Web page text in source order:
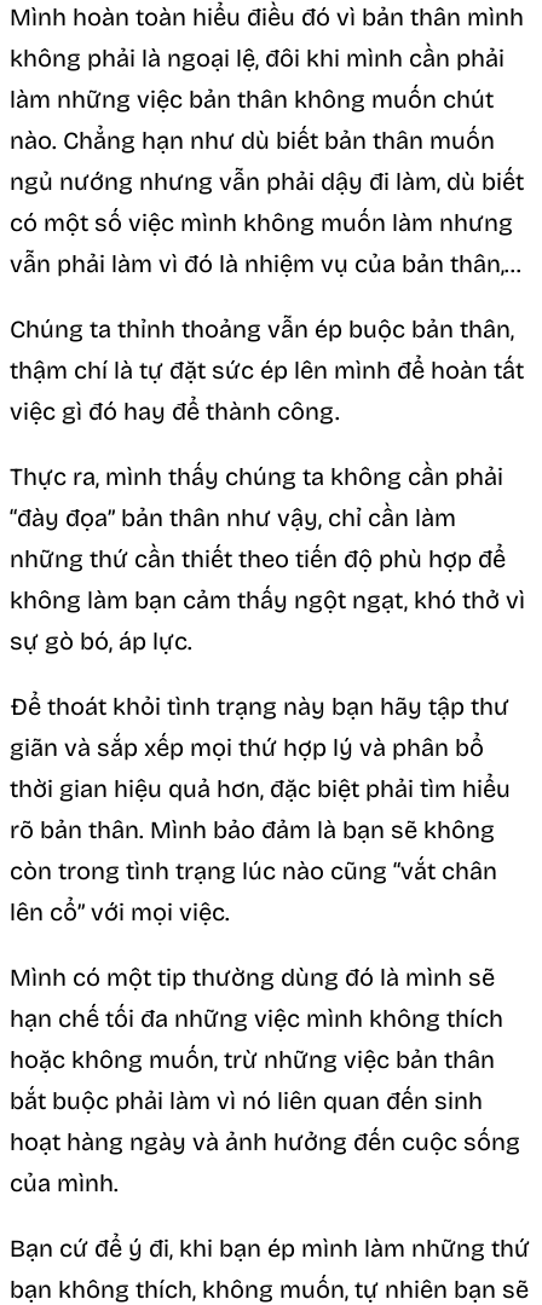
Mình hoàn toàn hiểu điều đó vì bản thân mình
không phải là ngoại lệ, đôi khi mình cần phải
làm những việc bản thân không muốn chút
nào. Chẳng hạn như dù biết bản thân muốn
ngủ nướng nhưng vẫn phải dậy đi làm, dù biết
có một số việc mình không muốn làm nhưng
vẫn phải làm vì đó là nhiệm vụ của bản thân,…
Chúng ta thỉnh thoảng vẫn ép buộc bản thân,
thậm chí là tự đặt sức ép lên mình để hoàn tất
việc gì đó hay để thành công.
Thực ra, mình thấy chúng ta không cần phải
“đày đọa” bản thân như vậy, chỉ cần làm
những thứ cần thiết theo tiến độ phù hợp để
không làm bạn cảm thấy ngột ngạt, khó thở vì
sự gò bó, áp lực.
Để thoát khỏi tình trạng này bạn hãy tập thư
giãn và sắp xếp mọi thứ hợp lý và phân bổ
thời gian hiệu quả hơn, đặc biệt phải tìm hiểu
rõ bản thân. Mình bảo đảm là bạn sẽ không
còn trong tình trạng lúc nào cũng “vắt chân
lên cổ” với mọi việc.
Mình có một tip thường dùng đó là mình sẽ
hạn chế tối đa những việc mình không thích
hoặc không muốn, trừ những việc bản thân
bắt buộc phải làm vì nó liên quan đến sinh
hoạt hàng ngày và ảnh hưởng đến cuộc sống
của mình.
Bạn cứ để ý đi, khi bạn ép mình làm những thứ
bạn không thích, không muốn, tự nhiên bạn sẽ